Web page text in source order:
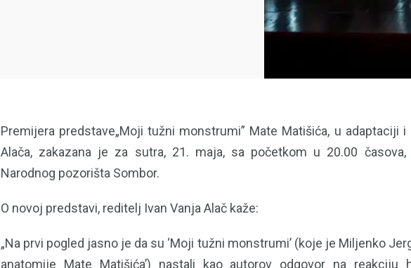
Premijera predstave„Moji tužni monstrumi” Mate Matišića, u adaptaciji i
Alača, zakazana je za sutra, 21. maja, sa početkom u 20.00
Narodnog pozorišta Sombor.
O novoj predstavi, reditelj Ivan Vanja Alač kaže:
„Na prvi pogled jasno je da su ‘Moji tužni monstrumi’ (koje je Miljenko
anatomije Mate Matišića’) nastali kao autorov odgovor na reakciju